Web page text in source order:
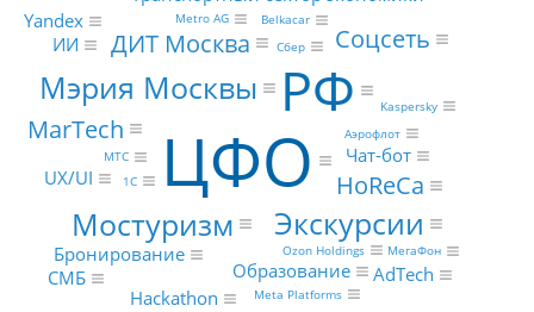
ЦФО
РФ
Мэрия Москвы
Мостуризм Экскурсии
ДИТ Москва Соцсеть
MarTech
HoReCa
Чат-бот
UX/UI
Бронирование
Образование
Yandex
ИИ
AdTech
СМБ
Hackathon
Аэрофлот
Kaspersky
МегаФон
МТС
Meta Platforms
1С
Сбер
Belkacar
Ozon Holdings
Metro AG